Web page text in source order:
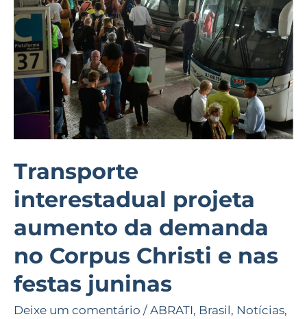
Transporte
interestadual projeta
aumento da demanda
no Corpus Christi e nas
festas juninas
Deixe um comentário / ABRATI, Brasil, Notícias,
da
demanda
no
Corpus
Christi
e
nas
juninas